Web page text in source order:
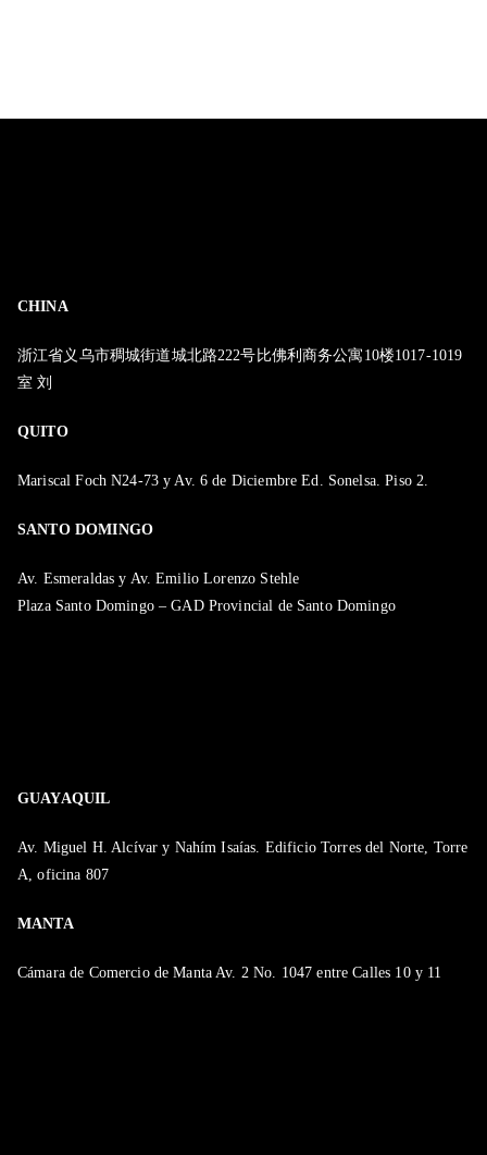
CHINA
浙江省义乌市稠城街道城北路222号比佛利商务公寓10楼1017-1019
室 刘
QUITO
Mariscal Foch N24-73 y Av. 6 de Diciembre Ed. Sonelsa. Piso 2.
SANTO DOMINGO
Av. Esmeraldas y Av. Emilio Lorenzo Stehle
Plaza Santo Domingo – GAD Provincial de Santo Domingo
GUAYAQUIL
Av. Miguel H. Alcívar y Nahím Isaías. Edificio Torres del Norte, Torre
A, oficina 807
MANTA
Cámara de Comercio de Manta Av. 2 No. 1047 entre Calles 10 y 11